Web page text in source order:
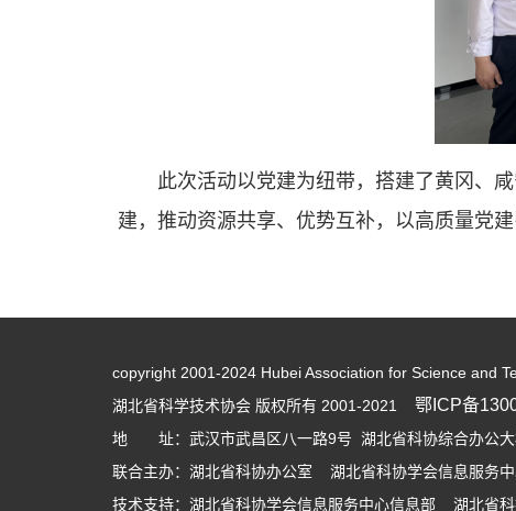
此次活动以党建为纽带，搭建了黄冈、
建，推动资源共享、优势互补，以高质量党
copyright 2001-2024 Hubei Association for Science and
湖北省科学技术协会 版权所有 2001-2021 鄂ICP备
地 址：武汉市武昌区八一路9号 湖北省科协综合办公
联合主办：湖北省科协办公室 湖北省科协学会信息服务
技术支持：湖北省科协学会信息服务中心信息部 湖北省